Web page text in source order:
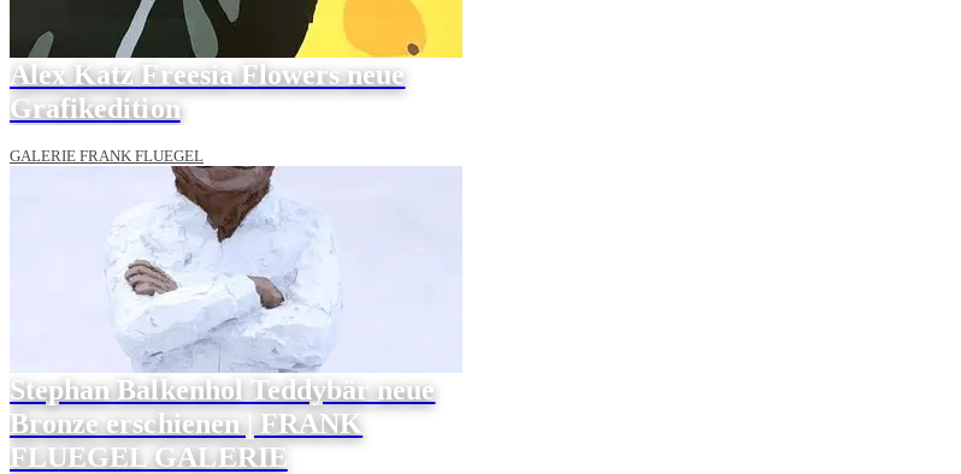
Alex Katz Freesia Flowers neue
Grafikedition
GALERIE FRANK FLUEGEL
Stephan Balkenhol Teddybär neue
Bronze erschienen | FRANK
FLUEGEL GALERIE